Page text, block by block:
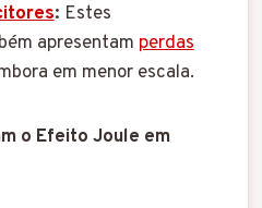
: Estes
apresentam perdas
em menor escala.
o Efeito Joule em